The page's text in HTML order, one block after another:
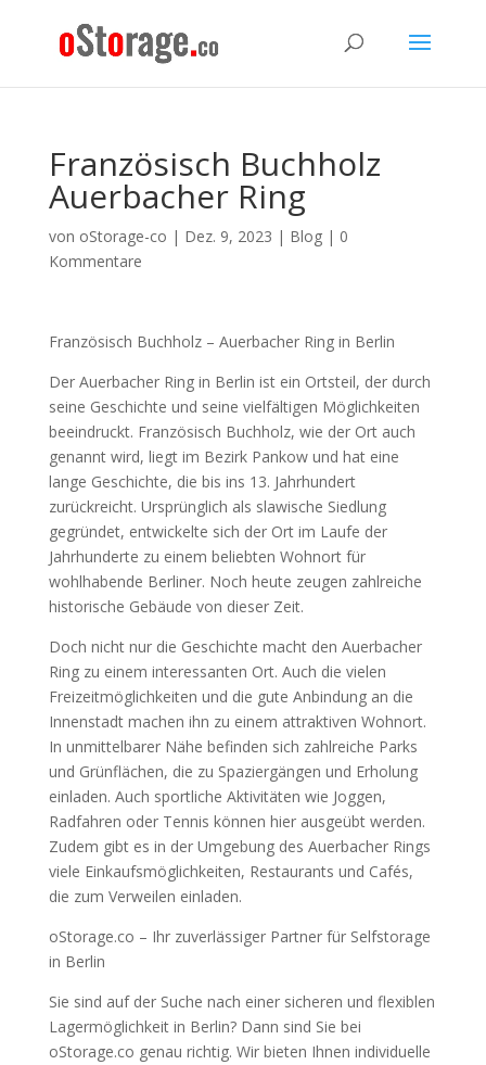
Französisch Buchholz
Auerbacher Ring
von oStorage-co | Dez. 9, 2023 | Blog| 0
Kommentare
Französisch Buchholz – Auerbacher Ring in Berlin
Der Auerbacher Ring in Berlin ist ein Ortsteil, der durch
seine Geschichte und seine vielfältigen Möglichkeiten
beeindruckt. Französisch Buchholz, wie der Ort auch
genannt wird, liegt im Bezirk Pankow und hat eine
lange Geschichte, die bis ins 13. Jahrhundert
zurückreicht. Ursprünglich als slawische Siedlung
gegründet, entwickelte sich der Ort im Laufe der
Jahrhunderte zu einem beliebten Wohnort für
wohlhabende Berliner. Noch heute zeugen zahlreiche
historische Gebäude von dieser Zeit.
Doch nicht nur die Geschichte macht den Auerbacher
Ring zu einem interessanten Ort. Auch die vielen
Freizeitmöglichkeiten und die gute Anbindung an die
Innenstadt machen ihn zu einem attraktiven Wohnort.
In unmittelbarer Nähe befinden sich zahlreiche Parks
und Grünflächen, die zu Spaziergängen und Erholung
einladen. Auch sportliche Aktivitäten wie Joggen,
Radfahren oder Tennis können hier ausgeübt werden.
Zudem gibt es in der Umgebung des Auerbacher Rings
viele Einkaufsmöglichkeiten, Restaurants und Cafés,
die zum Verweilen einladen.
oStorage.co – Ihr zuverlässiger Partner für Selfstorage
in Berlin
Sie sind auf der Suche nach einer sicheren und flexiblen
Lagermöglichkeit in Berlin? Dann sind Sie bei
oStorage.co genau richtig. Wir bieten Ihnen individuelle